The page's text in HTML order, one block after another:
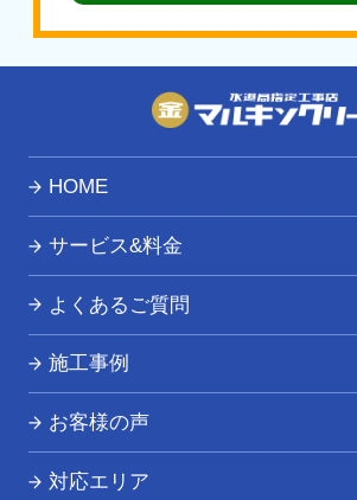
柳津町 / 矢吹町 / 矢祭町 / 湯川村
HOME
サービス&料金
トイレつまり・水漏れ
お風呂つまり・水漏れ
キッチンつまり・水漏れ
洗面所つまり・水漏れ
よくあるご質問
施工事例
お客様の声
対応エリア